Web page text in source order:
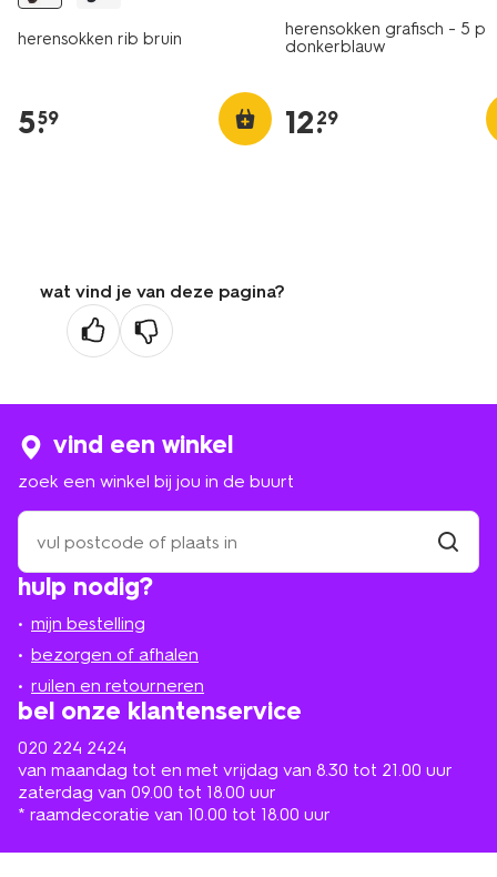
herensokken rib bruin
5.
59
herensokken grafisch - 5 p
donkerblauw
12.
29
wat vind je van deze pagina?
hulp nodig?
mijn bestelling
bezorgen of afhalen
ruilen en retourneren
bel onze klantenservice
020 224 2424
van maandag tot en met vrijdag van 8.30 tot 21.00 uur
zaterdag van 09.00 tot 18.00 uur
* raamdecoratie van 10.00 tot 18.00 uur
vind een winkel
zoek een winkel bij jou in de buurt
zoek
een
winkel
bij
in
de
buurt